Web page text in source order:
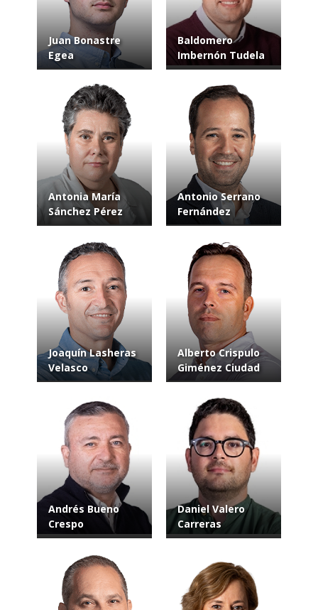
Juan Bonastre
Egea
Baldomero
Imbernón Tudela
Antonia María
Sánchez Pérez
Antonio Serrano
Fernández
Joaquín Lasheras
Velasco
Alberto Crispulo
Giménez Ciudad
Andrés Bueno
Crespo
Daniel Valero
Carreras